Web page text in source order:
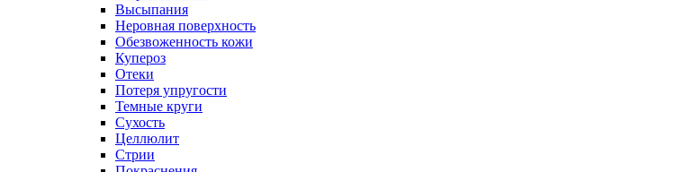
Высыпания
Неровная поверхность
Обезвоженность кожи
Купероз
Отеки
Потеря упругости
Темные круги
Сухость
Целлюлит
Стрии